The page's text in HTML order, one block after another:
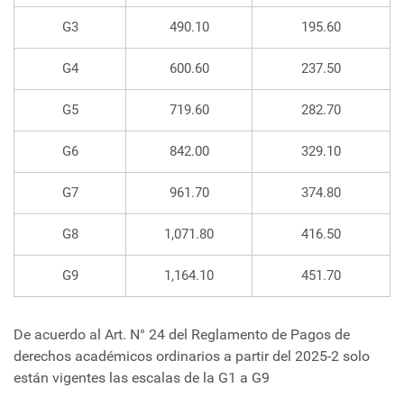
G3 490.10 195.60
G4 600.60 237.50
G5 719.60 282.70
G6 842.00 329.10
G7 961.70 374.80
G8 1,071.80 416.50
G9 1,164.10 451.70
De acuerdo al Art. N° 24 del Reglamento de Pagos de
derechos académicos ordinarios a partir del 2025-2 solo
están vigentes las escalas de la G1 a G9